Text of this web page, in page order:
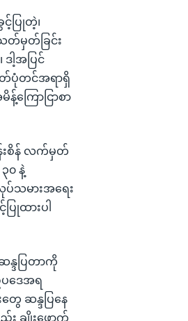
င့်ပြုတဲ့၊
မှတ်ခြင်း
ါ့အပြင်
တ်ပုံတင်အရာရှိ
ကြောငြာစာ
းစိန် လက်မှတ်
၀ နဲ့
သမားအရေး
ြုထားပါ
န္ဒပြတာကို
ဒေအရ
ဆန္ဒပြနေ
ချိုးဖောက်